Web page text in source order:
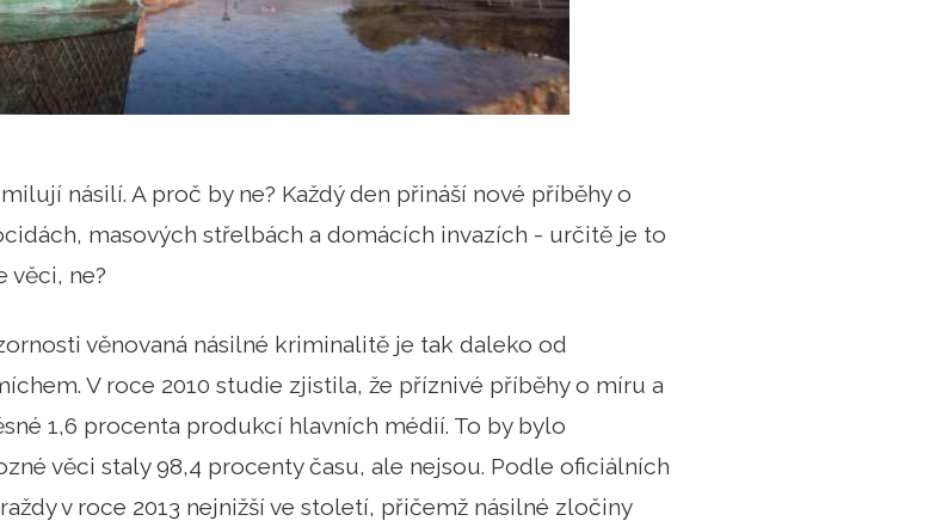
násilí. A proč by ne? Každý den přináší nové příběhy o
masových střelbách a domácích invazích - určitě je to
věci, ne?
věnovaná násilné kriminalitě je tak daleko od
V roce 2010 studie zjistila, že příznivé příběhy o míru a
1,6 procenta produkcí hlavních médií. To by bylo
věci staly 98,4 procenty času, ale nejsou. Podle oficiálních
v roce 2013 nejnižší ve století, přičemž násilné zločiny